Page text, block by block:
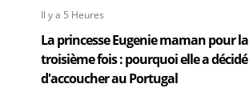
Il y a 5 Heures
La princesse Eugenie maman pour la
troisième fois : pourquoi elle a décidé
d'accoucher au Portugal